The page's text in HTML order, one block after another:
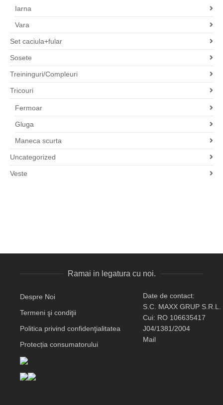
Iarna
Vara
Set caciula+fular
Sosete
Treininguri/Compleuri
Tricouri
Fermoar
Gluga
Maneca scurta
Uncategorized
Veste
Ramai in legatura cu noi.
Despre Noi
Termeni şi condiţii
Politica privind confidenţialitatea
Protecția consumatorului
Date de contact:
S.C. MAXX GRUP S.R.L.
Cui: RO 106635417
J04/1381/2004
Mail